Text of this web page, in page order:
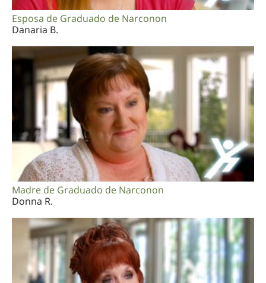
Esposa de Graduado de Narconon
Danaria B.
Madre de Graduado de Narconon
Donna R.